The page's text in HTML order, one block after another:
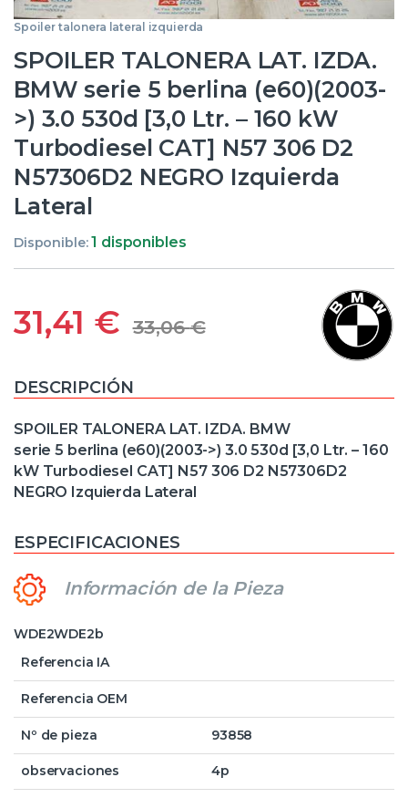
Spoiler talonera lateral izquierda
SPOILER TALONERA LAT. IZDA.
BMW serie 5 berlina (e60)(2003-
>) 3.0 530d [3,0 Ltr. – 160 kW
Turbodiesel CAT] N57 306 D2
N57306D2 NEGRO Izquierda
Lateral
Disponible:1 disponibles
31,41 € 33,06€
DESCRIPCIÓN
SPOILER TALONERA LAT. IZDA. BMW
serie 5 berlina (e60)(2003->) 3.0 530d [3,0 Ltr. – 160
kW Turbodiesel CAT] N57 306 D2 N57306D2
NEGRO Izquierda Lateral
ESPECIFICACIONES
Información de la Pieza
WDE2WDE2b
Referencia IA
Referencia OEM
Nº de pieza 93858
observaciones 4p